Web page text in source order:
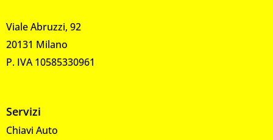
Viale Abruzzi, 92
20131 Milano
P. IVA 10585330961
Servizi
Chiavi Auto